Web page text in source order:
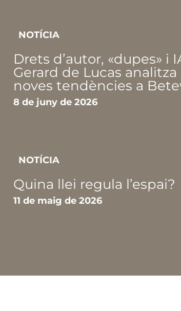
NOTÍCIA
Drets d’autor, «dupes» i
Gerard de Lucas analitza
noves tendències a
8 de juny de 2026
NOTÍCIA
Quina llei regula l’espai?
11 de maig de 2026